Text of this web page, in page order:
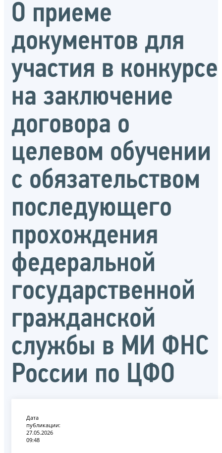
О приеме
документов для
участия в конкурсе
на заключение
договора о
целевом обучении
с обязательством
последующего
прохождения
федеральной
государственной
гражданской
службы в МИ ФНС
России по ЦФО
Дата
публикации:
27.05.2026
09:48